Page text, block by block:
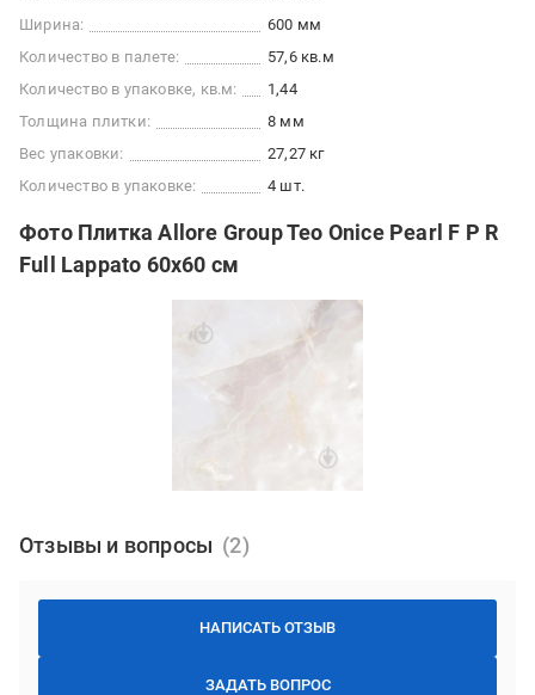
Ширина:
600 мм
Количество в палете:
57,6 кв.м
Количество в упаковке, кв.м:
1,44
Толщина плитки:
8 мм
Вес упаковки:
27,27 кг
Количество в упаковке:
4 шт.
Фото Плитка Allore Group Teo Onice Pearl F P R
Full Lappato 60x60 см
Отзывы и вопросы
НАПИСАТЬ ОТЗЫВ
ЗАДАТЬ ВОПРОС